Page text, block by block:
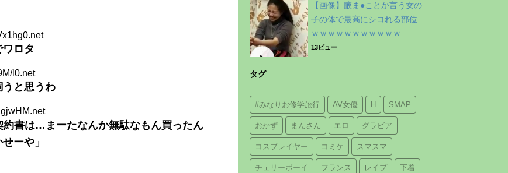
ロタ
l0.net
と思うわ
約書は…まーたなんか無駄なもん買ったん
ーや」
【画像】腋ま●ことか言う女の
子の体で最高にシコれる部位
ｗｗｗｗｗｗｗｗｗｗｗ
13ビュー
タグ
#みなりお修学旅行 AV女優 H SMAP
おかず まんさん エロ グラビア
コスプレイヤー コミケ スマスマ
チェリーボーイ フランス レイプ 下着